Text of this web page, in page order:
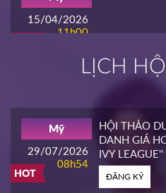
15/04/2026
11h00
14h00
ĐĂNG KÝ
CALIFORNIA
LỊCH
HOT
29/07/2026
08h54
Mỹ
HỘI THẢO
DANH GIÁ
IVY LEAGUE''
ĐĂNG KÝ